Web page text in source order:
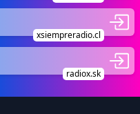
xsiempreradio.cl
radiox.sk